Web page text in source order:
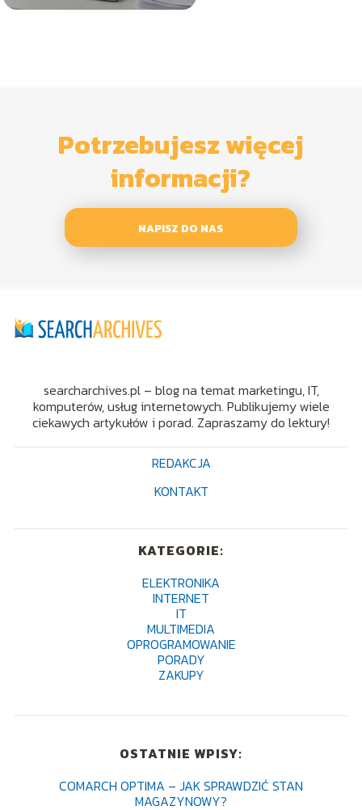
Potrzebujesz więcej
informacji?
NAPISZ DO NAS
searcharchives.pl – blog na temat marketingu, IT,
komputerów, usług internetowych. Publikujemy wiele
ciekawych artykułów i porad. Zapraszamy do lektury!
REDAKCJA
KONTAKT
KATEGORIE:
ELEKTRONIKA
INTERNET
IT
MULTIMEDIA
OPROGRAMOWANIE
PORADY
ZAKUPY
OSTATNIE WPISY:
COMARCH OPTIMA – JAK SPRAWDZIĆ STAN
MAGAZYNOWY?